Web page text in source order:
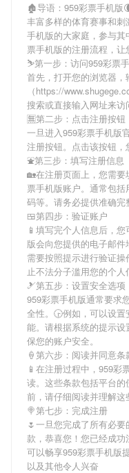
🏚导语： 959彩票手机版
丰富多样的体育赛事和
手机版的大家庭，参与
票手机版的注册流程，让
⛷第一步：访问959彩票
首先，打开您的浏览器，
（https://
搜索或直接输入网址来访
🈚第二步：点击注册按钮
一旦进入959彩票手机版
注册按钮。点击该按钮，
⛲️第三步：填写注册信息
🏡在注册页面上，您需
票手机版账户。通常包
码等。请务必提供准确完
🍱第四步：验证账户
📱填写完个人信息后，您
版会向您提供的电子邮
需要按照提示进行验证
止不法分子滥用您的个人
🎿第五步：设置安全选项
959彩票手机版通常要求
全性。🕞例如，可以设
能。请根据系统的提示
保您的账户安全。
🍦第六步：阅读并同意条
📱在注册过程中， 959彩
读。这些条款包括平台
前，请仔细阅读并理解这
🍭第七步：完成注册
🌷一旦您完成了所有必
款，恭喜您！您已经成
可以畅享959彩票手机版
以及其他令人兴奋